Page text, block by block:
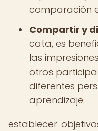
comparación
Compartir y
cata, es
las
otros
diferentes
aprendizaje.
establecer